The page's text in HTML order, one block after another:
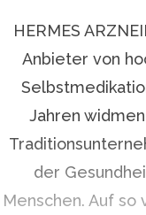
HERMES
Anbieter von
Jahren
der
Menschen. Auf so